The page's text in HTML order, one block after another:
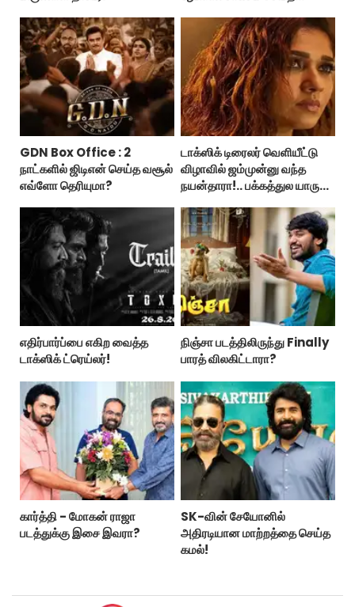
GDN Box Office : 2
நாட்களில் ஜிடிஎன் செய்த வசூல்
எவ்ளோ தெரியுமா?
டாக்ஸிக் டிரைலர் வெளியீட்டு
விழாவில் ஜம்முன்னு வந்த
நயன்தாரா!.. பக்கத்துல யாரு
எதிர்பார்ப்பை எகிற வைத்த
டாக்ஸிக் ட்ரெய்லர்!
நிஞ்சா படத்திலிருந்து Finally
பாரத் விலகிட்டாரா?
கார்த்தி - மோகன் ராஜா
படத்துக்கு இசை இவரா?
SK-வின் சேயோனில்
அதிரடியான மாற்றத்தை செய்த
கமல்!